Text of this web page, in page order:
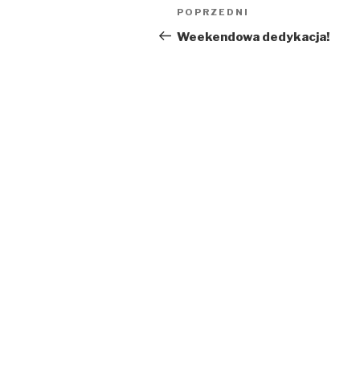
Nawigacja
wpisu
Poprzedni
wpis
POPRZEDNI
Weekendowa dedykacja!